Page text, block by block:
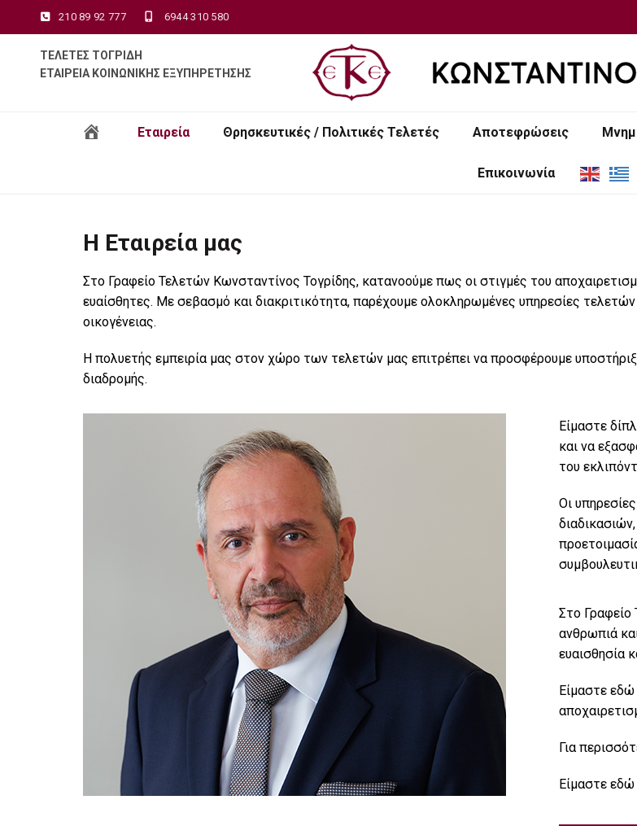
210 89 92 777 6944 310 580
ΤΕΛΕΤΕΣ ΤΟΓΡΙΔΗ
ΕΤΑΙΡΕΙΑ ΚΟΙΝΩΝΙΚΗΣ ΕΞΥΠΗΡΕΤΗΣΗΣ
ΑρχικήΕταιρεία Θρησκευτικές / Πολιτικές Τελετές Αποτεφρώσεις
Επικοινωνία
Η Εταιρεία μας
Στο Γραφείο Τελετών Κωνσταντίνος Τογρίδης, κατανοούμε πως οι στιγμές του
ευαίσθητες. Με σεβασμό και διακριτικότητα, παρέχουμε ολοκληρωμένες υπηρεσίες
οικογένειας.
Η πολυετής εμπειρία μας στον χώρο των τελετών μας επιτρέπει να προσφέρουμε
διαδρομής.
Είμαστε
και να
του
Οι
Στο Γραφείο
ανθρωπιά
ευαισθησία
Είμαστε
Για
Είμαστε